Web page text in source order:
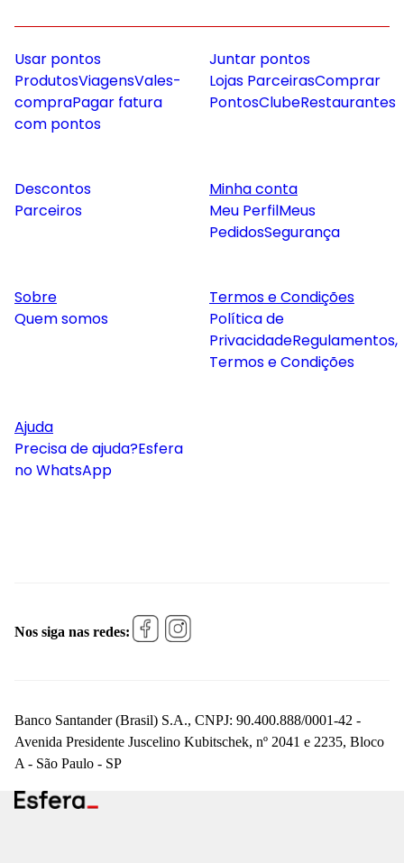
Usar pontos
ProdutosViagensVales-
compraPagar fatura
com pontos
Juntar pontos
Lojas ParceirasComprar
PontosClubeRestaurantes
Descontos
Parceiros
Minha conta
Meu PerfilMeus
PedidosSegurança
Sobre
Quem somos
Termos e Condições
Política de
PrivacidadeRegulamentos,
Termos e Condições
Ajuda
Precisa de ajuda?Esfera
no WhatsApp
Nos siga nas redes:
Banco Santander (Brasil) S.A., CNPJ: 90.400.888/0001-42 -
Avenida Presidente Juscelino Kubitschek, nº 2041 e 2235, Bloco
A - São Paulo - SP